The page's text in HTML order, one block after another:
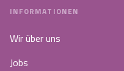
INFORMATIONEN
Wir über uns
Jobs